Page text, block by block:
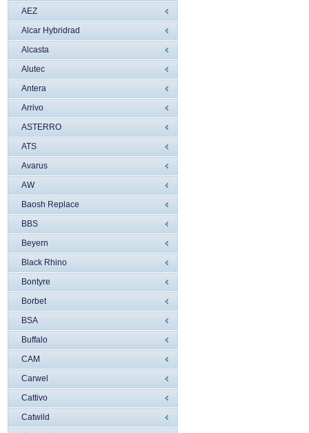
AEZ
Alcar Hybridrad
Alcasta
Alutec
Antera
Arrivo
ASTERRO
ATS
Avarus
AW
Baosh Replace
BBS
Beyern
Black Rhino
Bontyre
Borbet
BSA
Buffalo
CAM
Carwel
Cattivo
Catwild